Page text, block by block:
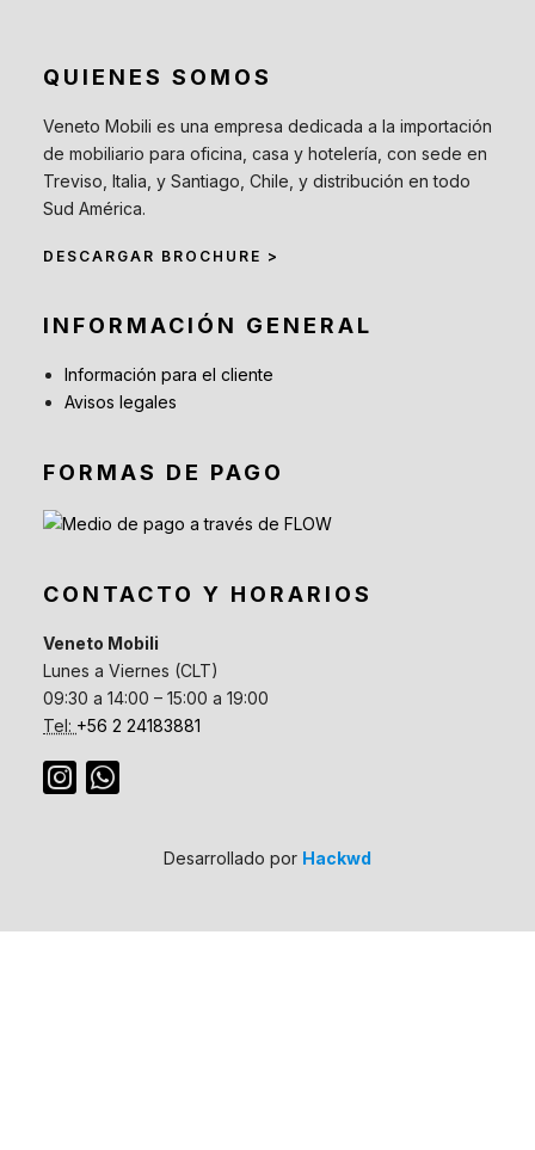
QUIENES SOMOS
Veneto Mobili es una empresa dedicada a la importación
de mobiliario para oficina, casa y hotelería, con sede en
Treviso, Italia, y Santiago, Chile, y distribución en todo
Sud América.
DESCARGAR BROCHURE >
INFORMACIÓN GENERAL
Información para el cliente
Avisos legales
FORMAS DE PAGO
CONTACTO Y HORARIOS
Veneto Mobili
Lunes a Viernes (CLT)
09:30 a 14:00 – 15:00 a 19:00
Tel: +56 2 24183881
Desarrollado por Hackwd